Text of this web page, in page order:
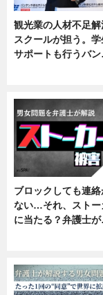
観光業の人材不足解
スクールが担う。
サポートも行うバ
ブロックしても連
ない…それ、ストー
に当たる？弁護士